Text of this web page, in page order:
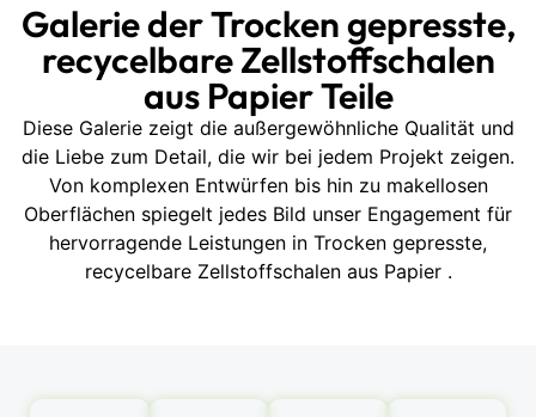
Galerie der Trocken gepresste,
recycelbare Zellstoffschalen
aus Papier Teile
Diese Galerie zeigt die außergewöhnliche Qualität und
die Liebe zum Detail, die wir bei jedem Projekt zeigen.
Von komplexen Entwürfen bis hin zu makellosen
Oberflächen spiegelt jedes Bild unser Engagement für
hervorragende Leistungen in Trocken gepresste,
recycelbare Zellstoffschalen aus Papier .